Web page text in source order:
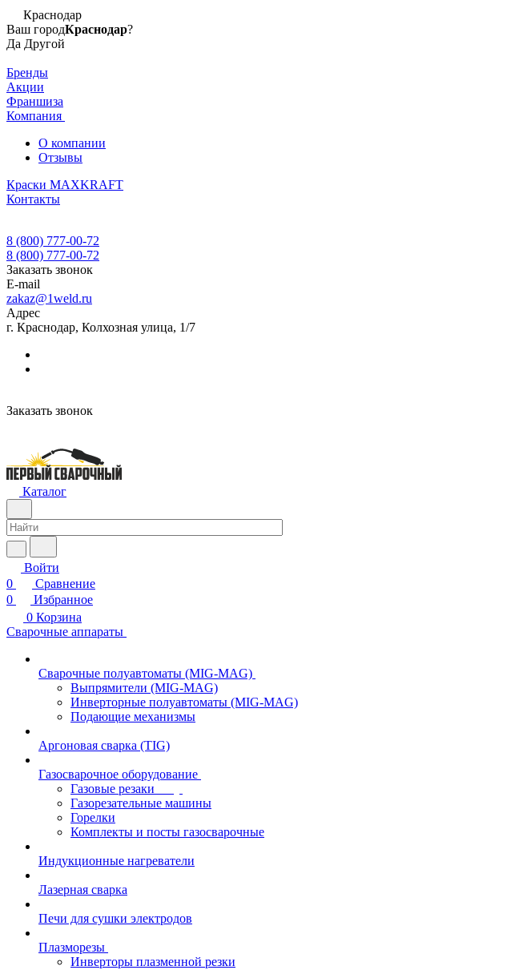
Краснодар
Ваш городКраснодар?
Да Другой
Бренды
Акции
Франшиза
Компания
О компании
Отзывы
Краски MAXKRAFT
Контакты
8 (800) 777-00-72
8 (800) 777-00-72
Заказать звонок
E-mail
zakaz@1weld.ru
Адрес
г. Краснодар, Колхозная улица, 1/7
Заказать звонок
Каталог
Войти
0
Сравнение
0
Избранное
0 Корзина
Сварочные аппараты
Сварочные полуавтоматы (MIG-MAG)
Выпрямители (MIG-MAG)
Инверторные полуавтоматы (MIG-MAG)
Подающие механизмы
Аргоновая сварка (TIG)
Газосварочное оборудование
Газовые резаки
Газорезательные машины
Горелки
Комплекты и посты газосварочные
Индукционные нагреватели
Лазерная сварка
Печи для сушки электродов
Плазморезы
Инверторы плазменной резки